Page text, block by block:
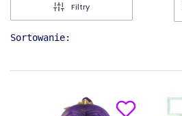
Filtry
Sortowanie: